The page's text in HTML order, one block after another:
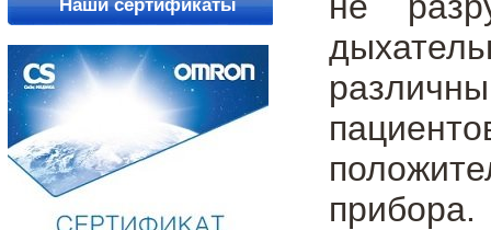
Наши сертификаты
прибора.